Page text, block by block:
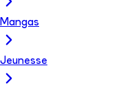
Mangas
Jeunesse